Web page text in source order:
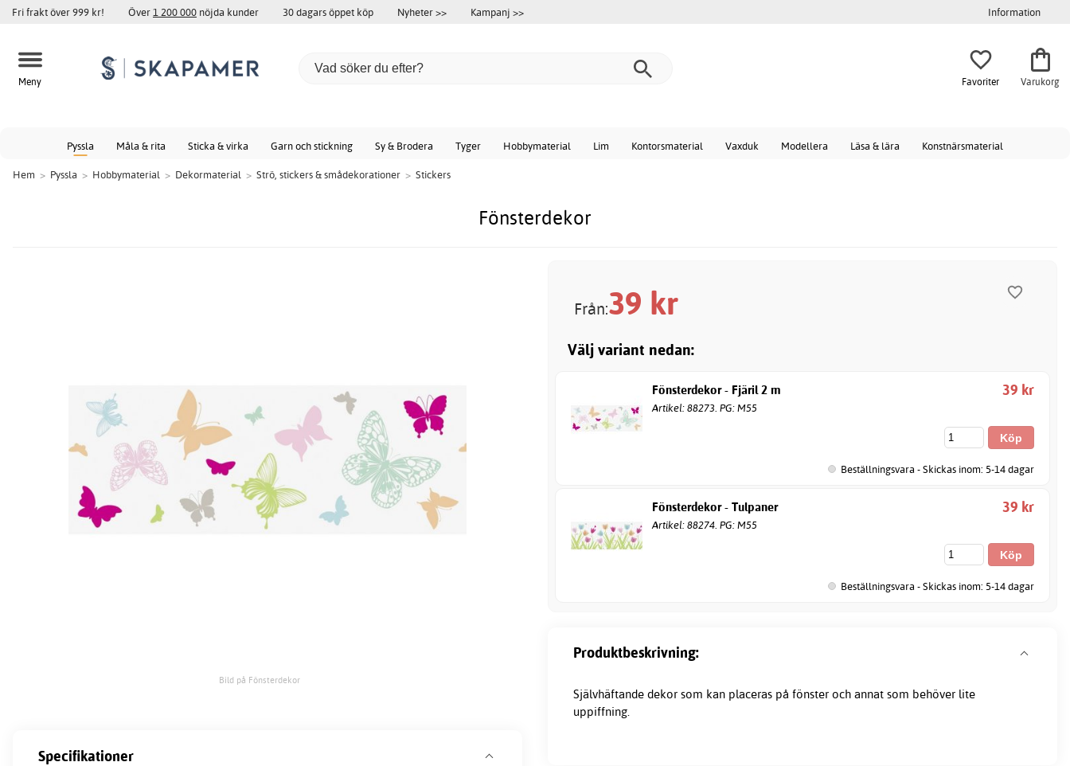
Fri frakt över 999 kr! Över1 200 000 nöjda kunder 30 dagars öppet köp Nyheter >> Kampanj >> Information
Meny Favoriter Varukorg
Pyssla Måla & rita Sticka & virka Garn och stickning Sy & Brodera Tyger Hobbymaterial Lim Kontorsmaterial Vaxduk Modellera Läsa & lära Konstnärsmaterial
Hem > Pyssla > Hobbymaterial > Dekormaterial > Strö, stickers & smådekorationer > Stickers
Fönsterdekor
Bild på Fönsterdekor
Från:39 kr
Välj variant nedan:
Fönsterdekor - Fjäril 2 m
Artikel: 88273. PG: M55
39 kr
Beställningsvara - Skickas inom: 5-14 dagar
Fönsterdekor - Tulpaner
Artikel: 88274. PG: M55
39 kr
Beställningsvara - Skickas inom: 5-14 dagar
Produktbeskrivning:
Självhäftande dekor som kan placeras på fönster och annat som behöver lite
uppiffning.
Specifikationer